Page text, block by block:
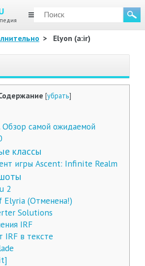
МЕНЮ
> Elyon (a:ir)
[убрать]
Обзор самой ожидаемой
классы
игры Ascent: Infinite Realm
2
Elyria (Отменена!)
Solutions
IRF
IRF в тексте